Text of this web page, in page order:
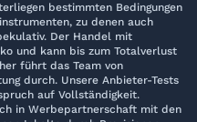
bestimmten Bedingungen
zu denen auch
Der Handel mit
und kann bis zum Totalverlust
führt das Team von
durch. Unsere Anbieter-Tests
auf Vollständigkeit.
in Werbepartnerschaft mit den